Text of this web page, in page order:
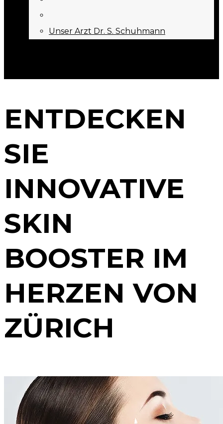
Unser Arzt Dr. S. Schuhmann
ENTDECKEN
SIE
INNOVATIVE
SKIN
BOOSTER IM
HERZEN VON
ZÜRICH